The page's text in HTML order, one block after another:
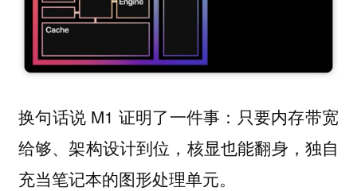
换句话说 M1 证明了一件事：只要内存带宽
给够、架构设计到位，核显也能翻身，独自
充当笔记本的图形处理单元。